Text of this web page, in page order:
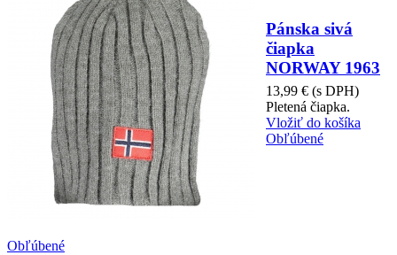
Obľúbené
Pánska sivá
čiapka
NORWAY 1963
13,99 € (s DPH)
Pletená čiapka.
Vložiť do košíka
Obľúbené